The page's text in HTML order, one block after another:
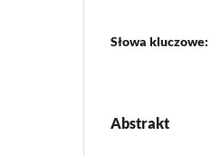
Słowa kluczowe:
Abstrakt